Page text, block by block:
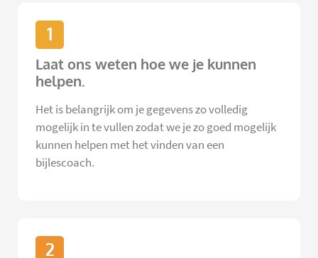
1
Laat ons weten hoe we je kunnen
helpen.
Het is belangrijk om je gegevens zo volledig
mogelijk in te vullen zodat we je zo goed mogelijk
kunnen helpen met het vinden van een
bijlescoach.
2